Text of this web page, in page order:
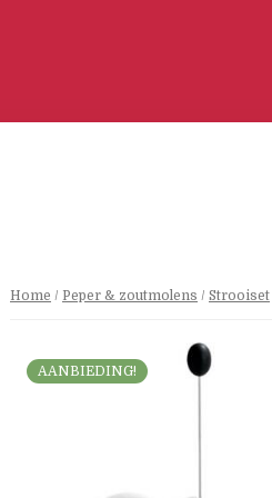
Home / Peper & zoutmolens / Strooiset
AANBIEDING!